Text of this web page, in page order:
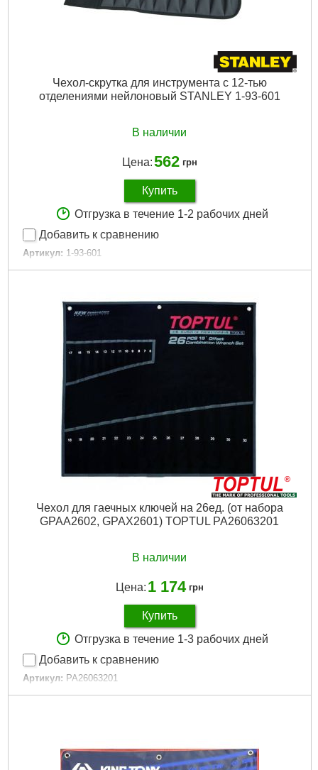
Чехол-скрутка для инструмента с 12-тью
отделениями нейлоновый STANLEY 1-93-601
В наличии
Цена:562 грн
Купить
Отгрузка в течение 1-2 рабочих дней
Добавить к сравнению
Артикул: 1-93-601
Код товара: 11.34.89
Вес брутто: 302 г
Подробнее...
Чехол для гаечных ключей на 26ед. (от набора
GPAA2602, GPAX2601) TOPTUL PA26063201
В наличии
Цена: 1 174 грн
Купить
Отгрузка в течение 1-3 рабочих дней
Добавить к сравнению
Артикул: PA26063201
Код товара: 23.67.86
Габариты упаковки: 280x200x50 мм
Вес брутто: 750 г